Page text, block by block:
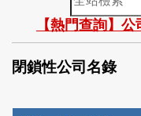
站
檢
索
【熱門查詢】
閉鎖性公司名錄